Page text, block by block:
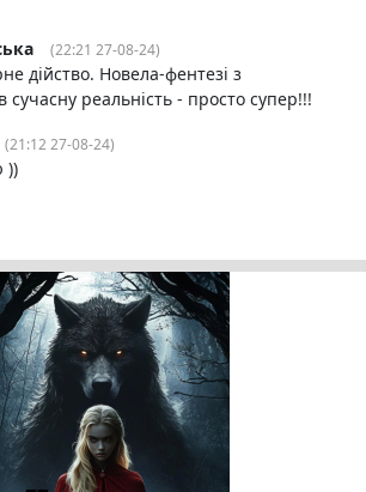
(22:21 27-08-24)
дійство. Новела-фентезі з
реальність - просто супер!!!
(21:12 27-08-24)
))